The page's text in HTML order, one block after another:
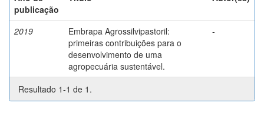
publicação
2019
Embrapa Agrossilvipastoril:
primeiras contribuições para o
desenvolvimento de uma
agropecuária sustentável.
-
Resultado 1-1 de 1.